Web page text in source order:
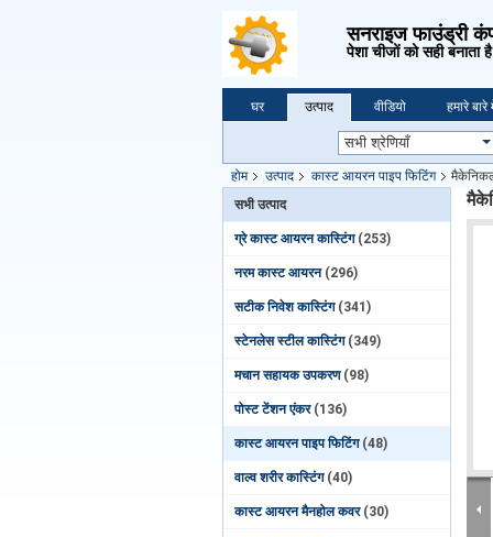
सनराइज फाउंड्री
पेशा चीजों को सही बनाता
घर उत्पाद वीडियो हमारे बारे
होम उत्पाद कास्ट आयरन पाइप फिटिंग
सभी उत्पाद
ग्रे कास्ट आयरन कास्टिंग (253)
नरम कास्ट आयरन (296)
सटीक निवेश कास्टिंग (341)
स्टेनलेस स्टील कास्टिंग (349)
मचान सहायक उपकरण (98)
पोस्ट टेंशन एंकर (136)
कास्ट आयरन पाइप फिटिंग (48)
वाल्व शरीर कास्टिंग (40)
कास्ट आयरन मैनहोल कवर (30)